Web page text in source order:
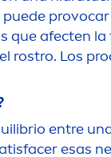
afecten
rostro. Los
entre
esas